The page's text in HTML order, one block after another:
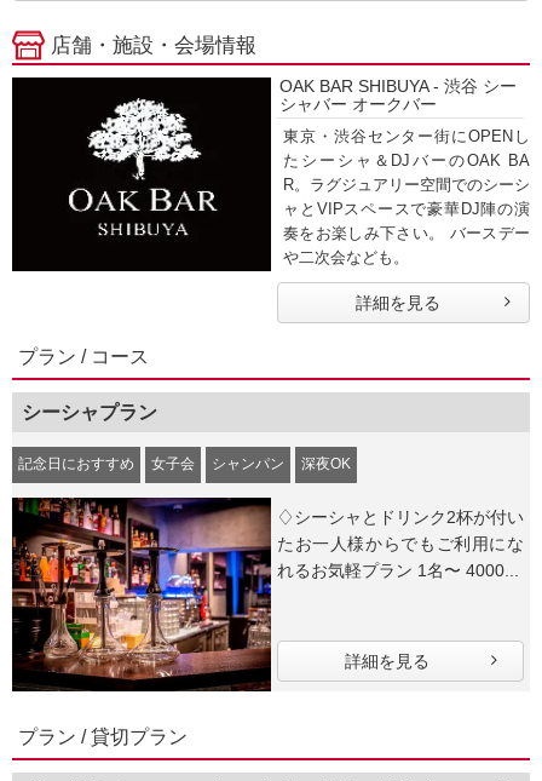
店舗・施設・会場情報
OAK BAR SHIBUYA - 渋谷 シー
シャバー オークバー
東京・渋谷センター街にOPENし
たシーシャ＆DJバーのOAK BA
R。ラグジュアリー空間でのシーシ
ャとVIPスペースで豪華DJ陣の演
奏をお楽しみ下さい。 バースデー
や二次会なども。
詳細を見る
プラン / コース
シーシャプラン
記念日におすすめ 女子会 シャンパン 深夜OK
♢シーシャとドリンク2杯が付い
たお一人様からでもご利用にな
れるお気軽プラン 1名〜 4000...
詳細を見る
プラン / 貸切プラン